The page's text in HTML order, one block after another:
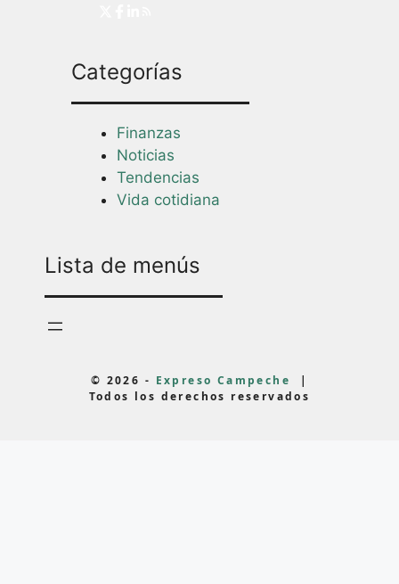
Categorías
Finanzas
Noticias
Tendencias
Vida cotidiana
Lista de menús
© 2026 - Expreso Campeche
|
Todos los derechos reservados